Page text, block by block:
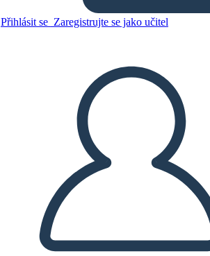
Přihlásit se Zaregistrujte se jako učitel
Zkopírujte tento scénář
PŘEHRÁT PREZENTACI
PŘEČTI MI